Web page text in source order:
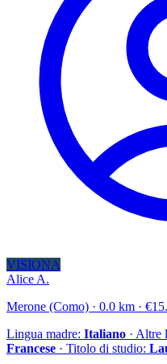
VISIONA
Alice A.
Merone (Como) · 0.0 km ·
Lingua madre: Italiano · Altre
Francese · Titolo di studio: